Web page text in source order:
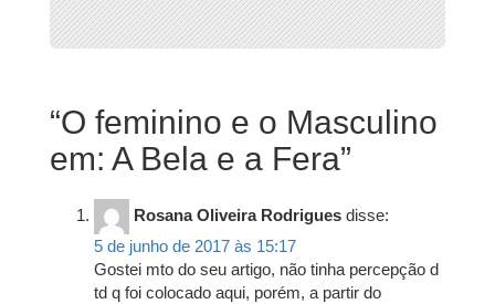
“O feminino e o Masculino
em: A Bela e a Fera”
Rosana Oliveira Rodrigues disse:
5 de junho de 2017 às 15:17
Gostei mto do seu artigo, não tinha percepção d
td q foi colocado aqui, porém, a partir do